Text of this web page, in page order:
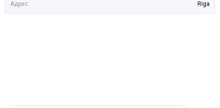
Адрес: Riga